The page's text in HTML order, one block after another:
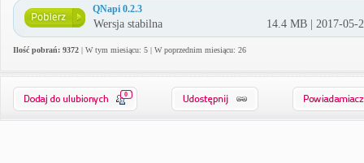
QNapi 0.2.3
Wersja stabilna 14.4 MB | 2017-05-
Ilość pobrań: 9372 | W tym miesiącu: 5 | W poprzednim miesiącu: 26
0